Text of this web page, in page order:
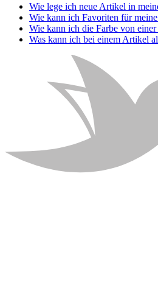
Wie lege ich neue Artikel in
Wie kann ich Favoriten für
Wie kann ich die Farbe von
Was kann ich bei einem Artikel